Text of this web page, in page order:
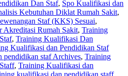
Dan Staf, Spo Kualifikasi dan
Kebutuhan Diklat Rumah Sakit,
Staf (KKS) Sesuai,
Akreditasi Rumah Sakit, Training
, Training Kualifikasi Dan
Kualifikasi dan Pendidikan Staf
pendidikan staf Archives, Training
, Training Kualifikasi dan
kualifikasi dan pendidikan staff